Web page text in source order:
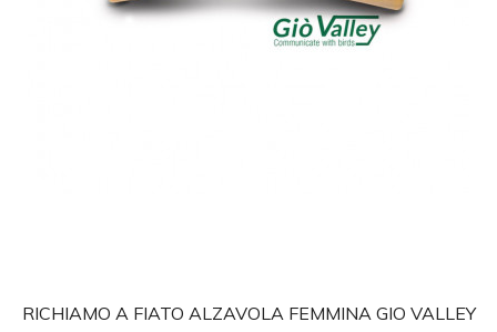
RICHIAMO A FIATO ALZAVOLA FEMMINA GIO VALLEY